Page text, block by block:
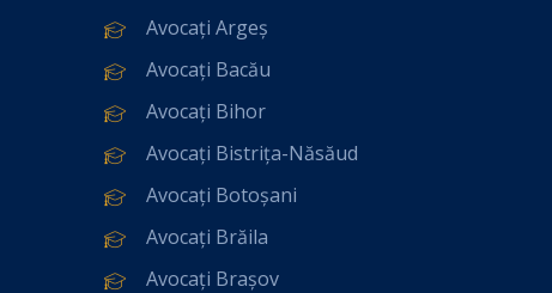
Avocați Argeș
Avocați Bacău
Avocați Bihor
Avocați Bistrița-Năsăud
Avocați Botoșani
Avocați Brăila
Avocați Brașov